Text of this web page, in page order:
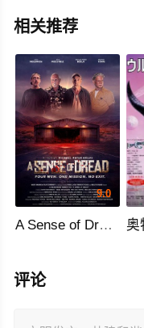
相关推荐
9.0
A Sense of Dread
评论